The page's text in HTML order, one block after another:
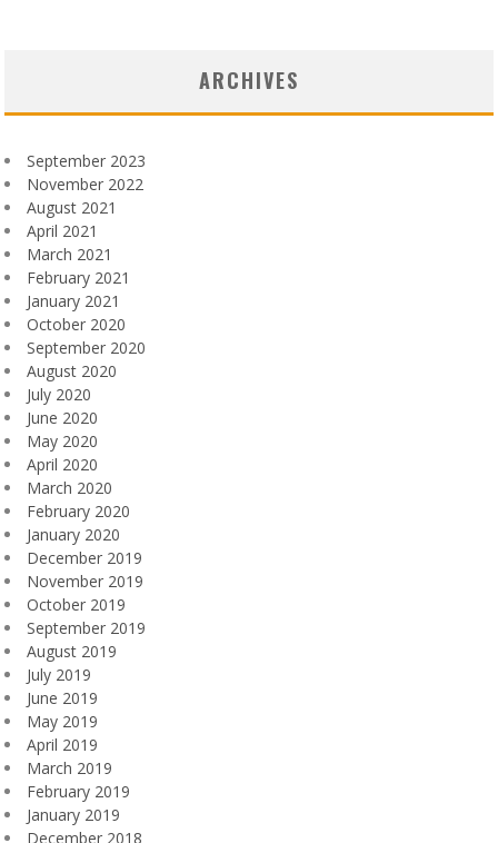
ARCHIVES
September 2023
November 2022
August 2021
April 2021
March 2021
February 2021
January 2021
October 2020
September 2020
August 2020
July 2020
June 2020
May 2020
April 2020
March 2020
February 2020
January 2020
December 2019
November 2019
October 2019
September 2019
August 2019
July 2019
June 2019
May 2019
April 2019
March 2019
February 2019
January 2019
December 2018